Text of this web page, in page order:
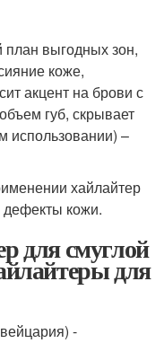
выгодных зон,
коже,
акцент на брови с
губ, скрывает
использовании) –
хайлайтер
кожи.
для смуглой
для
-